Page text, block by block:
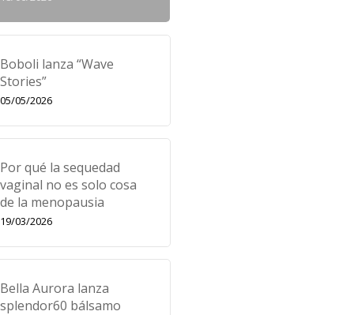
Boboli lanza “Wave
Stories”
05/05/2026
Por qué la sequedad
vaginal no es solo cosa
de la menopausia
19/03/2026
Bella Aurora lanza
splendor60 bálsamo